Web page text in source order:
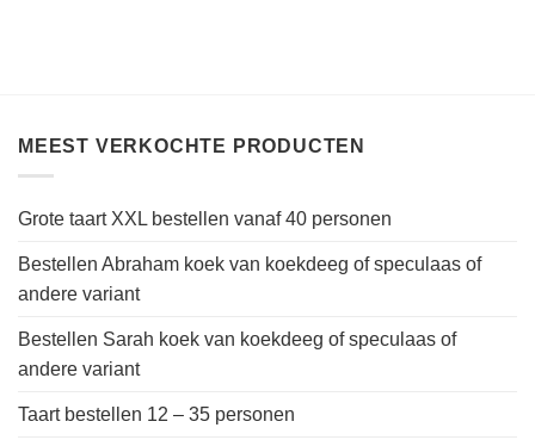
MEEST VERKOCHTE PRODUCTEN
Grote taart XXL bestellen vanaf 40 personen
Bestellen Abraham koek van koekdeeg of speculaas of
andere variant
Bestellen Sarah koek van koekdeeg of speculaas of
andere variant
Taart bestellen 12 – 35 personen